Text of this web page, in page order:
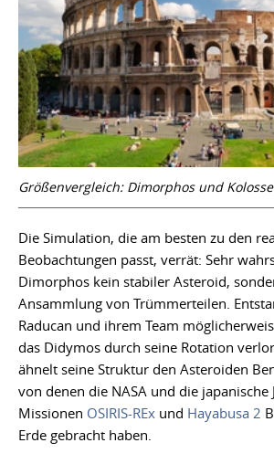
Größenvergleich: Dimorphos und
Die Simulation, die am besten zu den
Beobachtungen passt, verrät: Sehr
Dimorphos kein stabiler Asteroid,
Ansammlung von Trümmerteilen.
Raducan und ihrem Team
das Didymos durch seine Rotation
ähnelt seine Struktur den Asteroiden
von denen die NASA und die japanische
Missionen OSIRIS-REx und Hayabusa 2
Erde gebracht haben.